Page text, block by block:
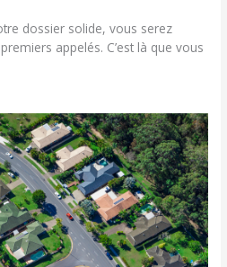
dossier solide, vous serez
appelés. C’est là que vous